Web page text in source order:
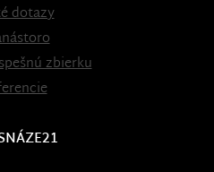
dotazy
zbierku